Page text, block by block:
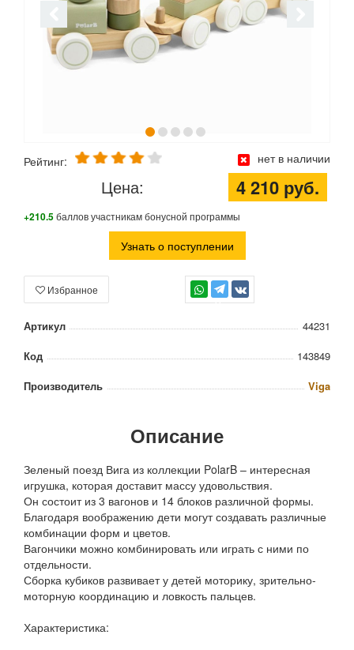
Рейтинг: нет в наличии
Цена: 4 210 руб.
+210.5баллов участникам бонусной программы
Узнать о поступлении
TG
Избранное
Артикул
44231
Код
143849
Производитель
Viga
Описание
Зеленый поезд Вига из коллекции PolarB – интересная
игрушка, которая доставит массу удовольствия.
Он состоит из 3 вагонов и 14 блоков различной формы.
Благодаря воображению дети могут создавать различные
комбинации форм и цветов.
Вагончики можно комбинировать или играть с ними по
отдельности.
Сборка кубиков развивает у детей моторику, зрительно-
моторную координацию и ловкость пальцев.
Характеристика: